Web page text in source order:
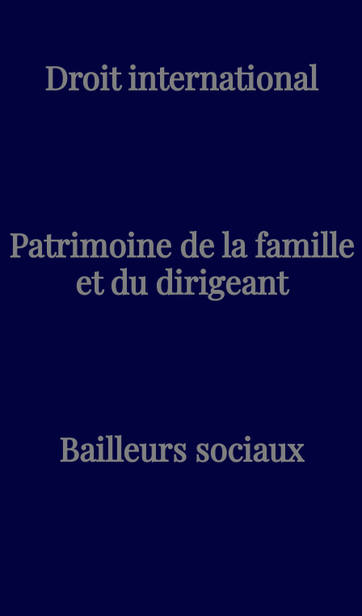
Droit international
Patrimoine de la famille
et du dirigeant
Bailleurs sociaux